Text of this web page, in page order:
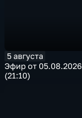
5 августа
Эфир от 05.08.2026
(21:10)